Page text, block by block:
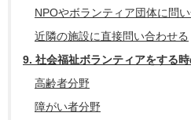
NPOやボランティア団体に問
近隣の施設に直接問い合わせる
9. 社会福祉ボランティアをする
高齢者分野
障がい者分野